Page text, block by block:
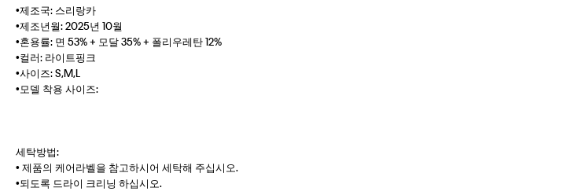
•제조국: 스리랑카
•제조년월: 2025년 10월
•혼용률: 면 53% + 모달 35% + 폴리우레탄 12%
•컬러: 라이트핑크
•사이즈: S,M,L
•모델 착용 사이즈:
세탁방법:
• 제품의 케어라벨을 참고하시어 세탁해 주십시오.
•되도록 드라이 크리닝 하십시오.